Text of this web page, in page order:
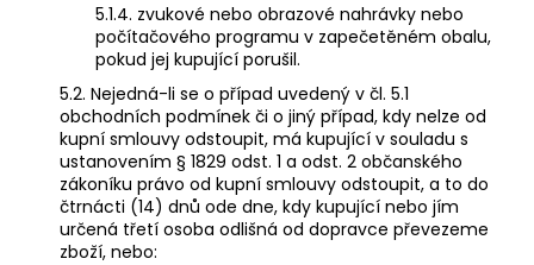
5.1.4. zvukové nebo obrazové nahrávky nebo
počítačového programu v zapečetěném obalu,
pokud jej kupující porušil.
5.2. Nejedná-li se o případ uvedený v čl. 5.1
obchodních podmínek či o jiný případ, kdy nelze od
kupní smlouvy odstoupit, má kupující v souladu s
ustanovením § 1829 odst. 1 a odst. 2 občanského
zákoníku právo od kupní smlouvy odstoupit, a to do
čtrnácti (14) dnů ode dne, kdy kupující nebo jím
určená třetí osoba odlišná od dopravce převezeme
zboží, nebo: